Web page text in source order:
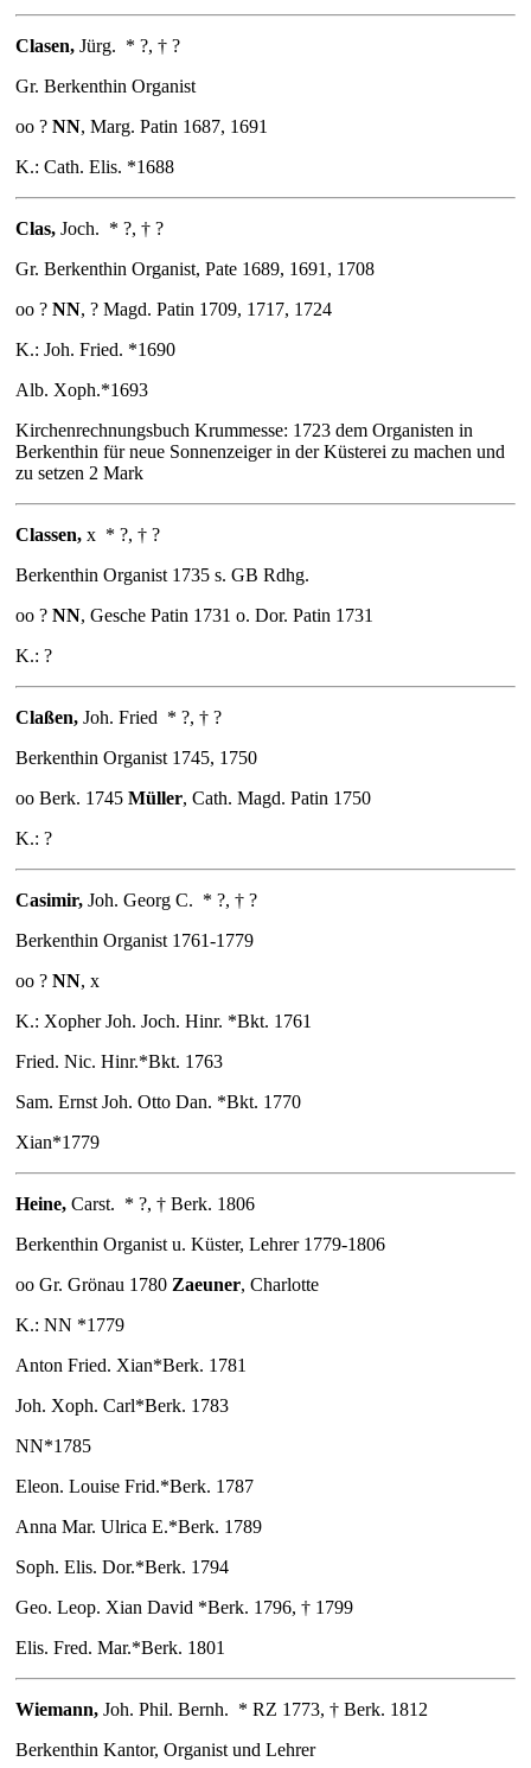
Clasen, Jürg. * ?, † ?
Gr. Berkenthin Organist
oo ? NN, Marg. Patin 1687, 1691
K.: Cath. Elis. *1688
Clas, Joch. * ?, † ?
Gr. Berkenthin Organist, Pate 1689, 1691, 1708
oo ? NN, ? Magd. Patin 1709, 1717, 1724
K.: Joh. Fried. *1690
Alb. Xoph.*1693
Kirchenrechnungsbuch Krummesse: 1723 dem Organisten in
Berkenthin für neue Sonnenzeiger in der Küsterei zu machen und
zu setzen 2 Mark
Classen, x * ?, † ?
Berkenthin Organist 1735 s. GB Rdhg.
oo ? NN, Gesche Patin 1731 o. Dor. Patin 1731
K.: ?
Claßen, Joh. Fried * ?, † ?
Berkenthin Organist 1745, 1750
oo Berk. 1745 Müller, Cath. Magd. Patin 1750
K.: ?
Casimir, Joh. Georg C. * ?, † ?
Berkenthin Organist 1761-1779
oo ? NN, x
K.: Xopher Joh. Joch. Hinr. *Bkt. 1761
Fried. Nic. Hinr.*Bkt. 1763
Sam. Ernst Joh. Otto Dan. *Bkt. 1770
Xian*1779
Heine, Carst. * ?, † Berk. 1806
Berkenthin Organist u. Küster, Lehrer 1779-1806
oo Gr. Grönau 1780 Zaeuner, Charlotte
K.: NN *1779
Anton Fried. Xian*Berk. 1781
Joh. Xoph. Carl*Berk. 1783
NN*1785
Eleon. Louise Frid.*Berk. 1787
Anna Mar. Ulrica E.*Berk. 1789
Soph. Elis. Dor.*Berk. 1794
Geo. Leop. Xian David *Berk. 1796, † 1799
Elis. Fred. Mar.*Berk. 1801
Wiemann, Joh. Phil. Bernh. * RZ 1773, † Berk. 1812
Berkenthin Kantor, Organist und Lehrer